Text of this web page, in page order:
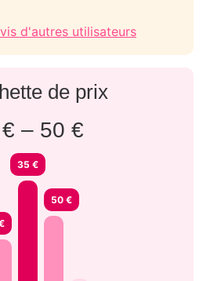
d'autres utilisateurs
de prix
– 50 €
35 €
50 €